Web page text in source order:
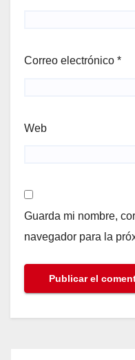
Correo electrónico *
Web
Guarda mi nombre,
navegador para la